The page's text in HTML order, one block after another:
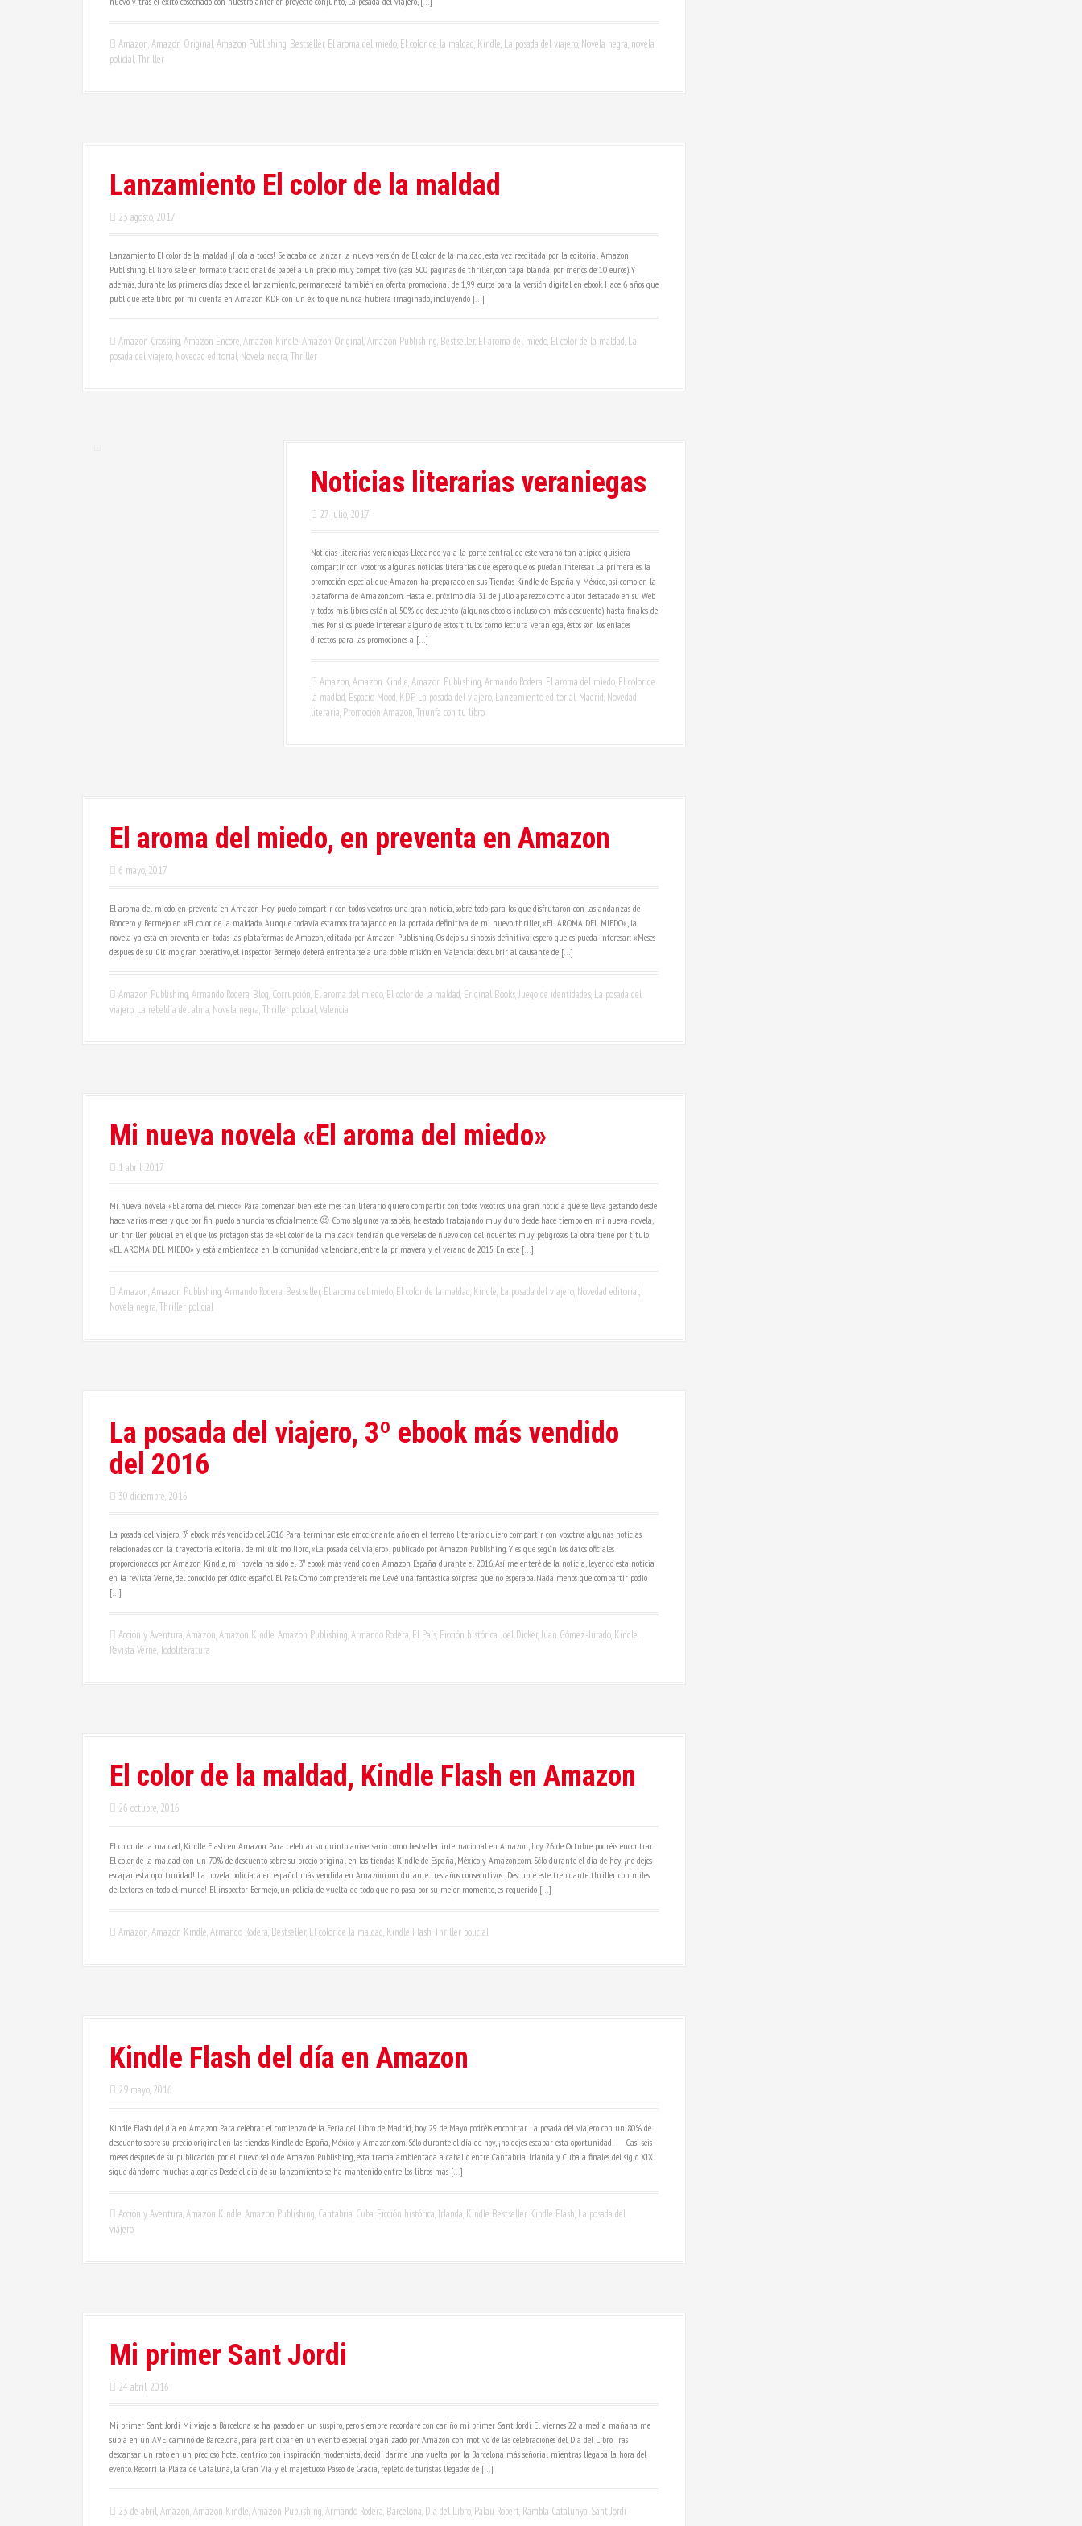
Amazon,Amazon Original,Amazon Publishing, Bestseller, El aroma del miedo, El color de la maldad, Kindle, La posada del viajero, Novela negra, novela
policial,Thriller
Lanzamiento El color de la maldad
23 agosto, 2017
Lanzamiento El color de la maldad ¡Hola a todos! Se acaba de lanzar la nueva versión de El color de la maldad, esta vez reeditada por la editorial Amazon
Publishing. El libro sale en formato tradicional de papel a un precio muy competitivo (casi 500 páginas de thriller, con tapa blanda, por menos de 10 euros). Y
además, durante los primeros días desde el lanzamiento, permanecerá también en oferta promocional de 1,99 euros para la versión digital en ebook. Hace 6 años que
publiqué este libro por mi cuenta en Amazon KDP con un éxito que nunca hubiera imaginado, incluyendo […]
Amazon Crossing,Amazon Encore,Amazon Kindle,Amazon Original,Amazon Publishing, Bestseller, El aroma del miedo, El color de la maldad, La
posada del viajero, Novedad editorial, Novela negra,Thriller
Noticias literarias veraniegas
27 julio, 2017
Noticias literarias veraniegas Llegando ya a la parte central de este verano tan atípico quisiera
compartir con vosotros algunas noticias literarias que espero que os puedan interesar. La primera es la
promoción especial que Amazon ha preparado en sus Tiendas Kindle de España y México, así como en la
plataforma de Amazon.com. Hasta el próximo día 31 de julio aparezco como autor destacado en su Web
y todos mis libros están al 50% de descuento (algunos ebooks incluso con más descuento) hasta finales de
mes. Por si os puede interesar alguno de estos títulos como lectura veraniega, éstos son los enlaces
directos para las promociones a […]
Amazon,Amazon Kindle,Amazon Publishing,Armando Rodera, El aroma del miedo, El color de
la madlad, Espacio Mood, KDP, La posada del viajero, Lanzamiento editorial, Madrid, Novedad
literaria, Promoción Amazon,Triunfa con tu libro
El aroma del miedo, en preventa en Amazon
6 mayo, 2017
El aroma del miedo, en preventa en Amazon Hoy puedo compartir con todos vosotros una gran noticia, sobre todo para los que disfrutaron con las andanzas de
Roncero y Bermejo en «El color de la maldad». Aunque todavía estamos trabajando en la portada definitiva de mi nuevo thriller, «EL AROMA DEL MIEDO«, la
novela ya está en preventa en todas las plataformas de Amazon, editada por Amazon Publishing. Os dejo su sinopsis definitiva, espero que os pueda interesar: «Meses
después de su último gran operativo, el inspector Bermejo deberá enfrentarse a una doble misión en Valencia: descubrir al causante de […]
Amazon Publishing,Armando Rodera, Blog, Corrupción, El aroma del miedo, El color de la maldad, Eriginal Books,Juego de identidades, La posada del
viajero, La rebeldía del alma, Novela negra,Thriller policial,Valencia
Mi nueva novela «El aroma del miedo»
1 abril, 2017
Mi nueva novela «El aroma del miedo» Para comenzar bien este mes tan literario quiero compartir con todos vosotros una gran noticia que se lleva gestando desde
hace varios meses y que por fin puedo anunciaros oficialmente. 😉 Como algunos ya sabéis, he estado trabajando muy duro desde hace tiempo en mi nueva novela,
un thriller policial en el que los protagonistas de «El color de la maldad» tendrán que vérselas de nuevo con delincuentes muy peligrosos. La obra tiene por título
«EL AROMA DEL MIEDO» y está ambientada en la comunidad valenciana, entre la primavera y el verano de 2015. En este […]
Amazon,Amazon Publishing,Armando Rodera, Bestseller, El aroma del miedo, El color de la maldad, Kindle, La posada del viajero, Novedad editorial,
Novela negra,Thriller policial
La posada del viajero, 3º ebook más vendido
del 2016
30 diciembre, 2016
La posada del viajero, 3º ebook más vendido del 2016 Para terminar este emocionante año en el terreno literario quiero compartir con vosotros algunas noticias
relacionadas con la trayectoria editorial de mi último libro, «La posada del viajero», publicado por Amazon Publishing. Y es que según los datos oficiales
proporcionados por Amazon Kindle, mi novela ha sido el 3º ebook más vendido en Amazon España durante el 2016. Así me enteré de la noticia, leyendo esta noticia
en la revista Verne, del conocido periódico español El País. Como comprenderéis me llevé una fantástica sorpresa que no esperaba. Nada menos que compartir podio
[…]
Acción y Aventura,Amazon,Amazon Kindle,Amazon Publishing,Armando Rodera, El País, Ficción histórica,Joel Dicker,Juan Gómez-Jurado, Kindle,
Revista Verne,Todoliteratura
El color de la maldad, Kindle Flash en Amazon
26 octubre, 2016
El color de la maldad, Kindle Flash en Amazon Para celebrar su quinto aniversario como bestseller internacional en Amazon, hoy 26 de Octubre podréis encontrar
El color de la maldad con un 70% de descuento sobre su precio original en las tiendas Kindle de España, México y Amazon.com. Sólo durante el día de hoy, ¡no dejes
escapar esta oportunidad! La novela policíaca en español más vendida en Amazon.com durante tres años consecutivos. ¡Descubre este trepidante thriller con miles
de lectores en todo el mundo! El inspector Bermejo, un policía de vuelta de todo que no pasa por su mejor momento, es requerido […]
Amazon,Amazon Kindle,Armando Rodera, Bestseller, El color de la maldad, Kindle Flash,Thriller policial
Kindle Flash del día en Amazon
29 mayo, 2016
Kindle Flash del día en Amazon Para celebrar el comienzo de la Feria del Libro de Madrid, hoy 29 de Mayo podréis encontrar La posada del viajero con un 80% de
descuento sobre su precio original en las tiendas Kindle de España, México y Amazon.com. Sólo durante el día de hoy, ¡no dejes escapar esta oportunidad! Casi seis
meses después de su publicación por el nuevo sello de Amazon Publishing, esta trama ambientada a caballo entre Cantabria, Irlanda y Cuba a finales del siglo XIX
sigue dándome muchas alegrías. Desde el día de su lanzamiento se ha mantenido entre los libros más […]
Acción y Aventura,Amazon Kindle,Amazon Publishing, Cantabria, Cuba, Ficción histórica, Irlanda, Kindle Bestseller, Kindle Flash, La posada del
viajero
Mi primer Sant Jordi
24 abril, 2016
Mi primer Sant Jordi Mi viaje a Barcelona se ha pasado en un suspiro, pero siempre recordaré con cariño mi primer Sant Jordi. El viernes 22 a media mañana me
subía en un AVE, camino de Barcelona, para participar en un evento especial organizado por Amazon con motivo de las celebraciones del Día del Libro. Tras
descansar un rato en un precioso hotel céntrico con inspiración modernista, decidí darme una vuelta por la Barcelona más señorial mientras llegaba la hora del
evento. Recorrí la Plaza de Cataluña, la Gran Vía y el majestuoso Paseo de Gracia, repleto de turistas llegados de […]
23 de abril,Amazon,Amazon Kindle,Amazon Publishing,Armando Rodera, Barcelona, Día del Libro, Palau Robert, Rambla Catalunya, Sant Jordi